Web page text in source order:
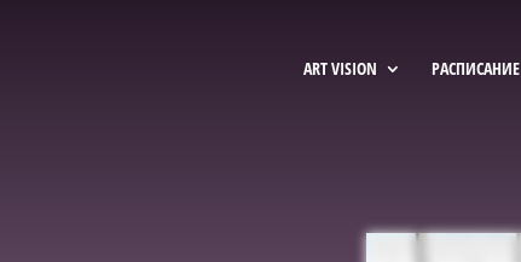
ART VISION РАСПИСАНИЕ